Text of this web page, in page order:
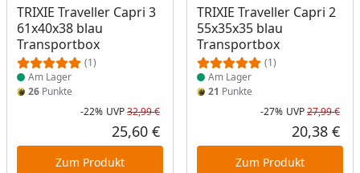
TRIXIE Traveller Capri 3
61x40x38 blau
Transportbox
(1)
Produkt am Lager
Am Lager
26 Punkte
Rabatt in Prozent
-22%
Ursprünglicher Preis
UVP32,99 €
Aktueller Preis
25,60 €
Zum Produkt
TRIXIE Traveller Capri 2
55x35x35 blau
Transportbox
(1)
Produkt am Lager
Am Lager
21 Punkte
-27% UVP27,99 €
20,38 €
Zum Produkt